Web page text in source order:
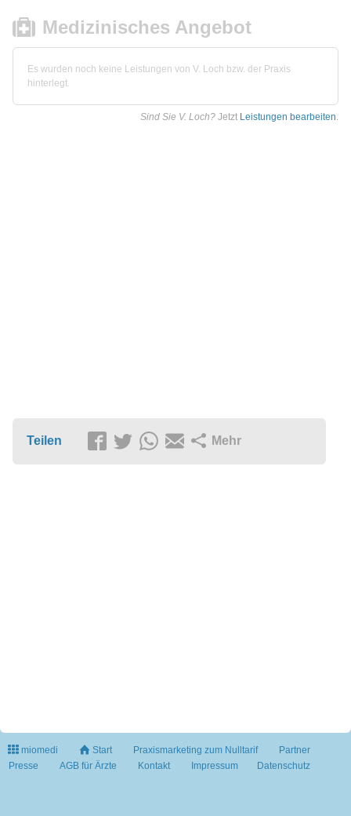
Medizinisches Angebot
Es wurden noch keine Leistungen von V. Loch bzw. der Praxis
hinterlegt.
Sind Sie V. Loch? Jetzt Leistungen bearbeiten.
Teilen Mehr
miomedi Start Praxismarketing zum Nulltarif
Partner
Presse
AGB für Ärzte Kontakt Impressum Datenschutz